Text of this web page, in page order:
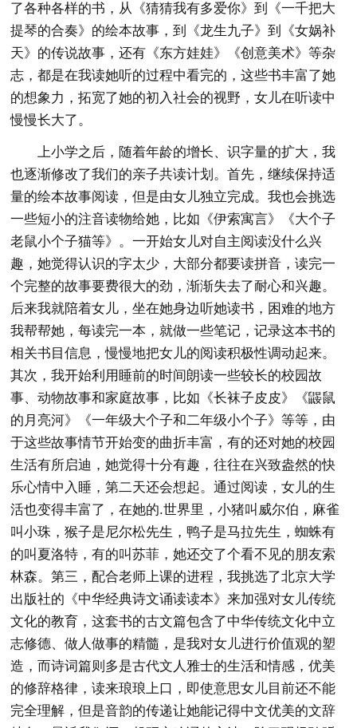
了各种各样的书，从《猜猜我有多爱你》到《一千把大
提琴的合奏》的绘本故事，到《龙生九子》到《女娲补
天》的传说故事，还有《东方娃娃》《创意美术》等杂
志，都是在我读她听的过程中看完的，这些书丰富了她
的想象力，拓宽了她的初入社会的视野，女儿在听读中
慢慢长大了。
上小学之后，随着年龄的增长、识字量的扩大，我
也逐渐修改了我们的亲子共读计划。首先，继续保持适
量的绘本故事阅读，但是由女儿独立完成。我也会挑选
一些短小的注音读物给她，比如《伊索寓言》《大个子
老鼠小个子猫等》。一开始女儿对自主阅读没什么兴
趣，她觉得认识的字太少，大部分都要读拼音，读完一
个完整的故事要费很大的劲，渐渐失去了耐心和兴趣。
后来我就陪着女儿，坐在她身边听她读书，困难的地方
我帮帮她，每读完一本，就做一些笔记，记录这本书的
相关书目信息，慢慢地把女儿的阅读积极性调动起来。
其次，我开始利用睡前的时间朗读一些较长的校园故
事、动物故事和家庭故事，比如《长袜子皮皮》《鼹鼠
的月亮河》《一年级大个子和二年级小个子》等等，由
于这些故事情节开始变的曲折丰富，有的还对她的校园
生活有所启迪，她觉得十分有趣，往往在兴致盎然的快
乐心情中入睡，第二天还会想起。通过阅读，女儿的生
活也变得丰富了，在她的.世界里，小猪叫威尔伯，麻雀
叫小珠，猴子是尼尔松先生，鸭子是马拉先生，蜘蛛有
的叫夏洛特，有的叫苏菲，她还交了个看不见的朋友索
林森。第三，配合老师上课的进程，我挑选了北京大学
出版社的《中华经典诗文诵读读本》来加强对女儿传统
文化的教育，这套书的古文篇包含了中华传统文化中立
志修德、做人做事的精髓，是我对女儿进行价值观的塑
造，而诗词篇则多是古代文人雅士的生活和情感，优美
的修辞格律，读来琅琅上口，即使意思女儿目前还不能
完全理解，但是音韵的传递让她能记得中文优美的文辞